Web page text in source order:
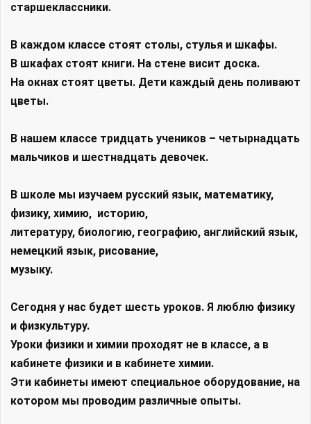
старшеклассники.
В каждом классе стоят столы, стулья и шкафы.
В шкафах стоят книги. На стене висит доска.
На окнах стоят цветы. Дети каждый день поливают
цветы.
В нашем классе тридцать учеников – четырнадцать
мальчиков и шестнадцать девочек.
В школе мы изучаем русский язык, математику,
физику, химию, историю,
литературу, биологию, географию, английский язык,
немецкий язык, рисование,
музыку.
Сегодня у нас будет шесть уроков. Я люблю физику
и физкультуру.
Уроки физики и химии проходят не в классе, а в
кабинете физики и в кабинете химии.
Эти кабинеты имеют специальное оборудование, на
котором мы проводим различные опыты.